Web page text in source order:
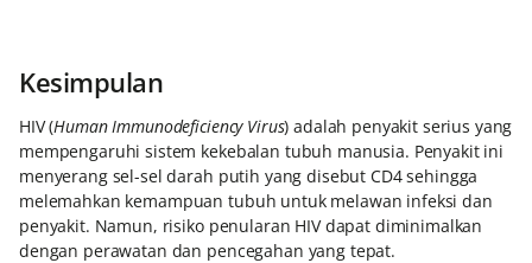
Kesimpulan
HIV (Human Immunodeficiency Virus) adalah penyakit serius yang
mempengaruhi sistem kekebalan tubuh manusia. Penyakit ini
menyerang sel-sel darah putih yang disebut CD4 sehingga
melemahkan kemampuan tubuh untuk melawan infeksi dan
penyakit. Namun, risiko penularan HIV dapat diminimalkan
dengan perawatan dan pencegahan yang tepat.